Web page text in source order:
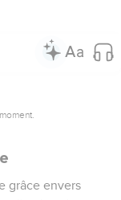
tombés dedans.